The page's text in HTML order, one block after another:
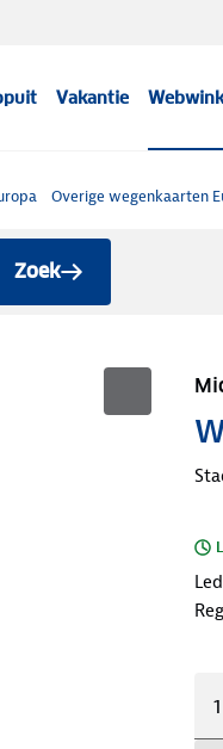
Vakantie
Overige wegenkaarten
Zoek